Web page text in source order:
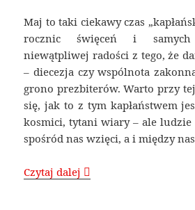
Maj to taki ciekawy czas
rocznic święceń i samych
niewątpliwej radości z tego, że
– diecezja czy wspólnota
grono prezbiterów. Warto przy
się, jak to z tym kapłaństwem
kosmici, tytani wiary – ale ludzie
spośród nas wzięci, a i między
Czytaj dalej Takich masz, o jakich